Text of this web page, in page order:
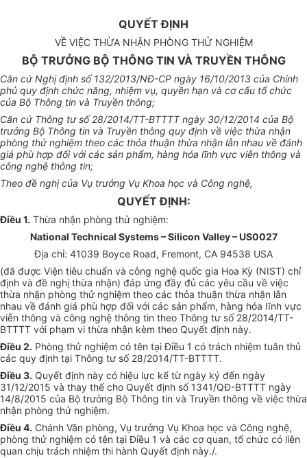
QUYẾT ĐỊNH
VỀ VIỆC THỪA NHẬN PHÒNG THỬ NGHIỆM
BỘ TRƯỞNG BỘ THÔNG TIN VÀ TRUYỀN THÔNG
Căn cứ Nghị định số 132/2013/NĐ-CP ngày 16/10/2013 của Chính
phủ quy định chức năng, nhiệm vụ, quyền hạn và cơ cấu tổ chức
của Bộ Thông tin và Truyền thông;
Căn cứ Thông tư số 28/2014/TT-BTTTT ngày 30/12/2014 của Bộ
trưởng Bộ Thông tin và Truyền thông quy định về việc thừa nhận
phòng thử nghiệm theo các thỏa thuận thừa nhận lẫn nhau về đánh
giá phù hợp đối với các sản phẩm, hàng hóa lĩnh vực viễn thông và
công nghệ thông tin;
Theo đề nghị của Vụ trưởng Vụ Khoa học và Công nghệ,
QUYẾT ĐỊNH:
Điều 1. Thừa nhận phòng thử nghiệm:
National Technical Systems – Silicon Valley – US0027
Địa chỉ: 41039 Boyce Road, Fremont, CA 94538 USA
(đã được Viện tiêu chuẩn và công nghệ quốc gia Hoa Kỳ (NIST) chỉ
định và đề nghị thừa nhận) đáp ứng đầy đủ các yêu cầu về việc
thừa nhận phòng thử nghiệm theo các thỏa thuận thừa nhận lẫn
nhau về đánh giá phù hợp đối với các sản phẩm, hàng hóa lĩnh vực
viễn thông và công nghệ thông tin theo Thông tư số28/2014/TT-
BTTTT với phạm vi thừa nhận kèm theo Quyết định này.
Điều 2. Phòng thử nghiệm có tên tạiĐiều 1 có trách nhiệm tuân thủ
các quy định tại Thông tư số28/2014/TT-BTTTT.
Điều 3. Quyết định này có hiệu lực kể từ ngày ký đến ngày
31/12/2015 và thay thếcho Quyết định số 1341/QĐ-BTTTT ngày
14/8/2015 của Bộ trưởng Bộ Thông tin và Truyền thông về việc thừa
nhận phòng thử nghiệm.
Điều 4. Chánh Văn phòng, Vụ trưởng Vụ Khoa học và Công nghệ,
phòng thử nghiệm có tên tại Điều 1 và các cơ quan, tổ chức có liên
quan chịu trách nhiệm thi hành Quyết định này./.